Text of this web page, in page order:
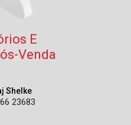
E
Venda
Shelke
23683